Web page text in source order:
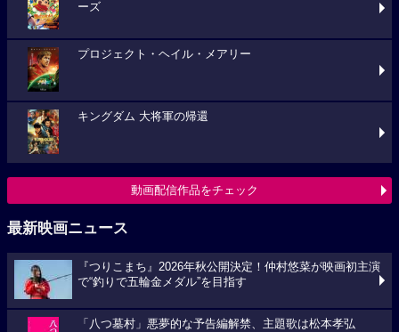
ーズ
プロジェクト・ヘイル・メアリー
キングダム 大将軍の帰還
動画配信作品をチェック
最新映画ニュース
『つりこまち』2026年秋公開決定！仲村悠菜が映画初主演
で“釣りで五輪金メダル”を目指す
「八つ墓村」悪夢的な予告編解禁、主題歌は松本孝弘